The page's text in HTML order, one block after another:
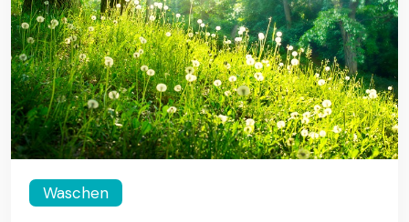
Waschen